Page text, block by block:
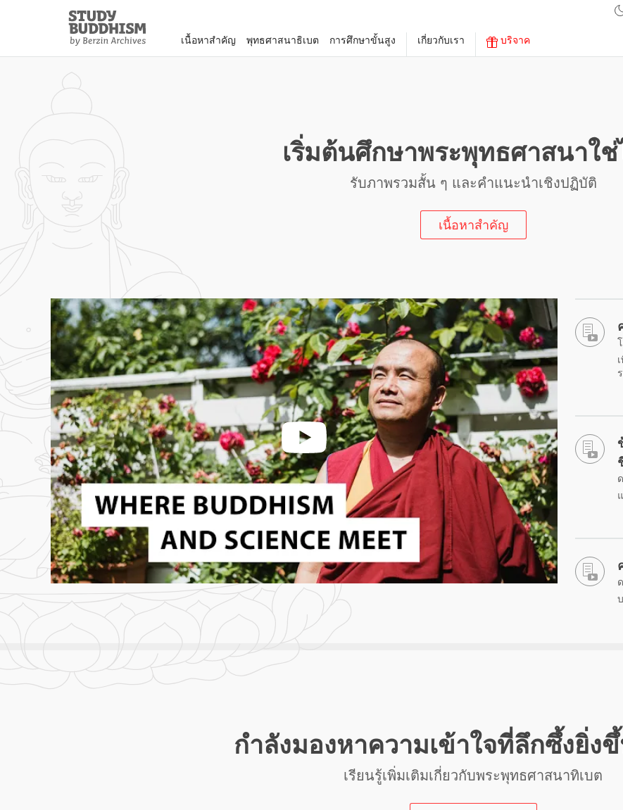
Study
Buddhism
Home
เนื้อหาสำคัญ พุทธศาสนาธิเบต การศึกษาขั้นสูง เกี่ยวกับเรา บริจาค
เริ่มต้นศึกษาพระพุทธศาสนาใ
รับภาพรวมสั้น ๆ และคำแนะนำเชิงปฏิบัติ
เนื้อหาสำคัญ
กำลังมองหาความเข้าใจที่ลึกซึ้งยิ่ง
เรียนรู้เพิ่มเติมเกี่ยวกับพระพุทธศาสนาทิเบต